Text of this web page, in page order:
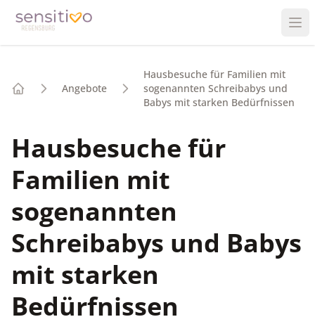
Angebote
Hausbesuche für Familien mit
sogenannten Schreibabys und
Babys mit starken Bedürfnissen
Hausbesuche für
Familien mit
sogenannten
Schreibabys und Babys
mit starken
Bedürfnissen